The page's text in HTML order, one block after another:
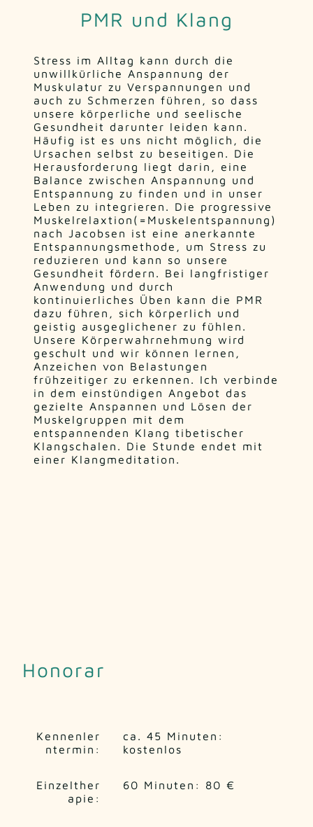
PMR und Klang
Stress im Alltag kann durch die
unwillkürliche Anspannung der
Muskulatur zu Verspannungen und
auch zu Schmerzen führen, so dass
unsere körperliche und seelische
Gesundheit darunter leiden kann.
Häufig ist es uns nicht möglich, die
Ursachen selbst zu beseitigen. Die
Herausforderung liegt darin, eine
Balance zwischen Anspannung und
Entspannung zu finden und in unser
Leben zu integrieren. Die progressive
Muskelrelaxtion(=Muskelentspannung)
nach Jacobsen ist eine anerkannte
Entspannungsmethode, um Stress zu
reduzieren und kann so unsere
Gesundheit fördern. Bei langfristiger
Anwendung und durch
kontinuierliches Üben kann die PMR
dazu führen, sich körperlich und
geistig ausgeglichener zu fühlen.
Unsere Körperwahrnehmung wird
geschult und wir können lernen,
Anzeichen von Belastungen
frühzeitiger zu erkennen. Ich verbinde
in dem einstündigen Angebot das
gezielte Anspannen und Lösen der
Muskelgruppen mit dem
entspannenden Klang tibetischer
Klangschalen. Die Stunde endet mit
einer Klangmeditation.
Honorar
Kennenler
ntermin:
ca. 45 Minuten:
kostenlos
Einzelther
apie:
60 Minuten: 80 €